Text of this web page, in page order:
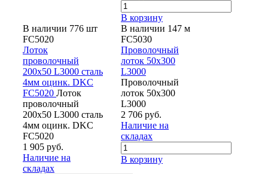
В корзину
В наличии 776 шт
FC5020
Лоток
проволочный
200х50 L3000 сталь
4мм оцинк. DKC
FC5020 Лоток
проволочный
200х50 L3000 сталь
4мм оцинк. DKC
FC5020
1 905 руб.
Наличие на
складах
В наличии 147 м
FC5030
Проволочный
лоток 50х300
L3000
Проволочный
лоток 50х300
L3000
2 706 руб.
Наличие на
складах
В корзину